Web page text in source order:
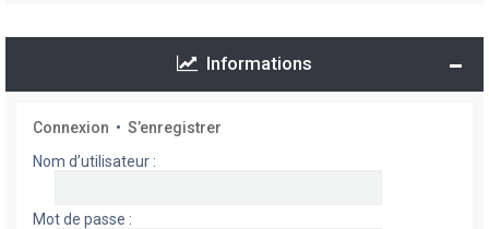
Informations
Connexion • S’enregistrer
Nom d’utilisateur :
Mot de passe :